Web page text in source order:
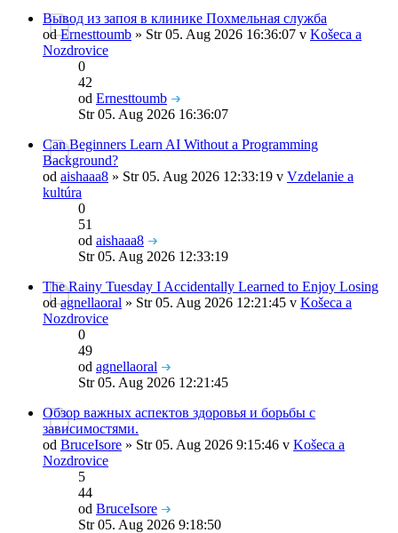
Вывод из запоя в клинике Похмельная служба
odErnesttoumb » Str 05. Aug 2026 16:36:07 v Košeca a
Nozdrovice
0
42
od Ernesttoumb
Str 05. Aug 2026 16:36:07
Can Beginners Learn AI Without a Programming
Background?
od aishaaa8 » Str 05. Aug 2026 12:33:19 v Vzdelanie a
kultúra
0
51
od aishaaa8
Str 05. Aug 2026 12:33:19
The Rainy Tuesday I Accidentally Learned to Enjoy Losing
odagnellaoral » Str 05. Aug 2026 12:21:45 v Košeca a
Nozdrovice
0
49
od agnellaoral
Str 05. Aug 2026 12:21:45
Обзор важных аспектов здоровья и борьбы с
зависимостями.
od BruceIsore » Str 05. Aug 2026 9:15:46 v Košeca a
Nozdrovice
5
44
od BruceIsore
Str 05. Aug 2026 9:18:50